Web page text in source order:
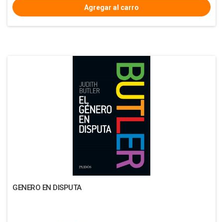
GENERO EN DISPUTA